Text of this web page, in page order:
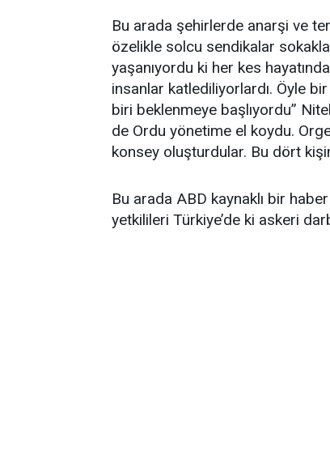
Bu arada şehirlerde anarşi ve
özelikle solcu sendikalar
yaşanıyordu ki her kes
insanlar katlediliyorlardı. Öyle
biri beklenmeye başlıyordu”
de Ordu yönetime el koydu.
konsey oluşturdular. Bu dört
Bu arada ABD kaynaklı bir
yetkilileri Türkiye’de ki askeri